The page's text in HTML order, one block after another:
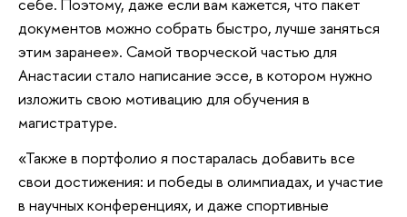
документов можно собрать быстро, лучше заняться
этим заранее». Самой творческой частью для
Анастасии стало написание эссе, в котором нужно
изложить свою мотивацию для обучения в
магистратуре.
«Также в портфолио я постаралась добавить все
свои достижения: и победы в олимпиадах, и участие
в научных конференциях, и даже спортивные